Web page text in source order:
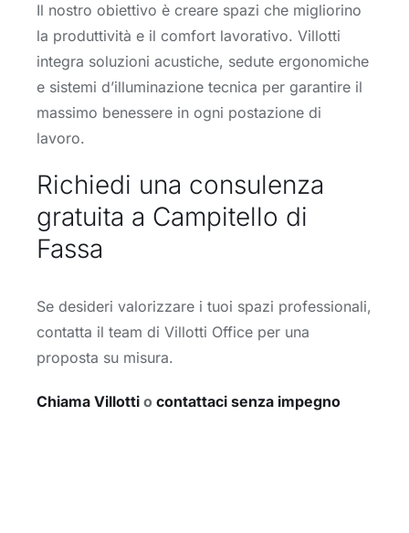
Il nostro obiettivo è creare spazi che migliorino
la produttività e il comfort lavorativo. Villotti
integra soluzioni acustiche, sedute ergonomiche
e sistemi d’illuminazione tecnica per garantire il
massimo benessere in ogni postazione di
lavoro.
Richiedi una consulenza
gratuita a Campitello di
Fassa
Se desideri valorizzare i tuoi spazi professionali,
contatta il team di Villotti Office per una
proposta su misura.
Chiama Villotti o contattaci senza impegno